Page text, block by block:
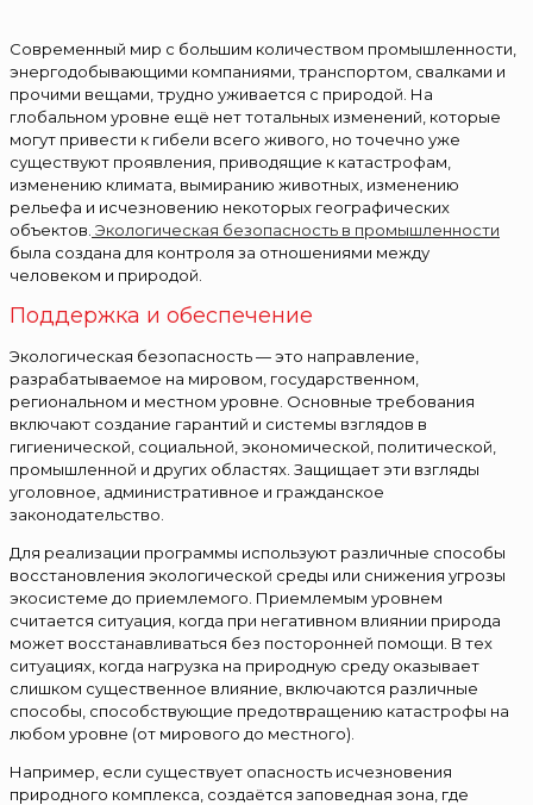
Современный мир с большим количеством промышленности,
энергодобывающими компаниями, транспортом, свалками и
прочими вещами, трудно уживается с природой. На
глобальном уровне ещё нет тотальных изменений, которые
могут привести к гибели всего живого, но точечно уже
существуют проявления, приводящие к катастрофам,
изменению климата, вымиранию животных, изменению
рельефа и исчезновению некоторых географических
объектов. Экологическая безопасность в промышленности
была создана для контроля за отношениями между
человеком и природой.
Поддержка и обеспечение
Экологическая безопасность — это направление,
разрабатываемое на мировом, государственном,
региональном и местном уровне. Основные требования
включают создание гарантий и системы взглядов в
гигиенической, социальной, экономической, политической,
промышленной и других областях. Защищает эти взгляды
уголовное, административное и гражданское
законодательство.
Для реализации программы используют различные способы
восстановления экологической среды или снижения угрозы
экосистеме до приемлемого. Приемлемым уровнем
считается ситуация, когда при негативном влиянии природа
может восстанавливаться без посторонней помощи. В тех
ситуациях, когда нагрузка на природную среду оказывает
слишком существенное влияние, включаются различные
способы, способствующие предотвращению катастрофы на
любом уровне (от мирового до местного).
Например, если существует опасность исчезновения
природного комплекса, создаётся заповедная зона, где